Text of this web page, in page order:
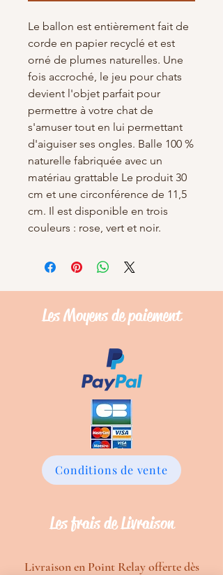
Le ballon est entièrement fait de
corde en papier recyclé et est
orné de plumes naturelles. Une
fois accroché, le jeu pour chats
devient l'objet parfait pour
permettre à votre chat de
s'amuser tout en lui permettant
d'aiguiser ses ongles. Balle 100 %
naturelle fabriquée avec un
matériau grattable Le produit 30
cm et une circonférence de 11,5
cm. Il est disponible en trois
couleurs : rose, vert et noir.
Les Moyens depaiement
Conditions de vente
Les frais de Livraison
Livraison en Point Relay offerte dès